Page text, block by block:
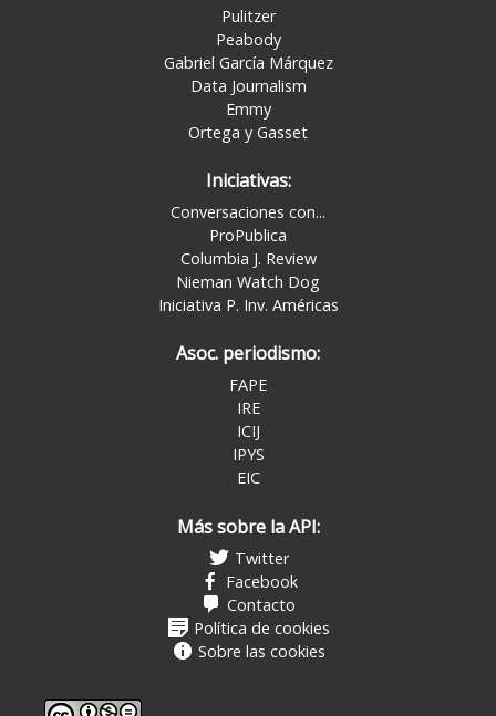
Pulitzer
Peabody
Gabriel García Márquez
Data Journalism
Emmy
Ortega y Gasset
Iniciativas:
Conversaciones con...
ProPublica
Columbia J. Review
Nieman Watch Dog
Iniciativa P. Inv. Américas
Asoc. periodismo:
FAPE
IRE
ICIJ
IPYS
EIC
Más sobre la API:
Twitter
Facebook
Contacto
Política de cookies
Sobre las cookies